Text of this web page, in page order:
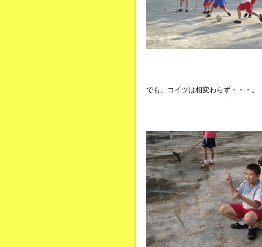
でも、コイツは相変わらず・・・。